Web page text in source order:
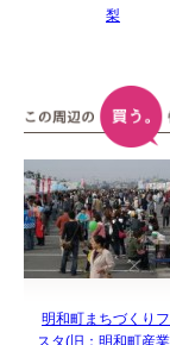
梨
明和町まちづくり